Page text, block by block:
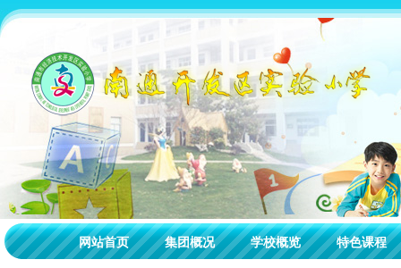
网站首页 集团概况 学校概览 特色课程